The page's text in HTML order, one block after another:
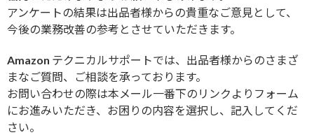
アンケートの結果は出品者様からの貴重なご意見として、
今後の業務改善の参考とさせていただきます。
Amazon テクニカルサポートでは、出品者様からのさまざ
まなご質問、ご相談を承っております。
お問い合わせの際は本メール一番下のリンクよりフォーム
にお進みいただき、お困りの内容を選択し、記入してくだ
さい。